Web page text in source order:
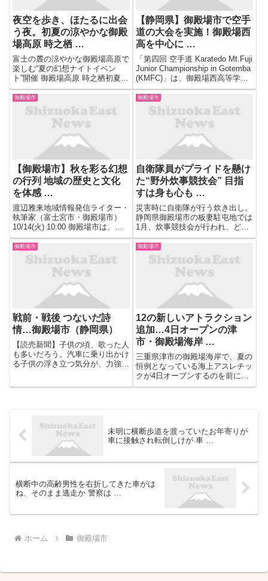
夜空を歩き、ほたるに出会
う夜。初夏の涼やかな御殿
場高原 時之栖 …
富士の麓の涼やかな御殿場高原で
楽しむ“夏の幻想ナイトイベン
ト”開催 御殿場高原 時之栖初夏の
2大イベント開催 宿泊施設やレス
トラン、温浴施設を有する複合レ
ジャー施設、株式会社時之栖（静
岡県御殿場市神山、代表取締役：
庄司政史）は、御殿場高原 ...
【静岡県】御殿場市で空手
道の大会を実施！御殿場西
高を中心に …
「第四回 空手道 Karatedo Mt.Fuji
Junior Championship in Gotemba
(KMFC)」は、御殿場西高等学校
を中心にトップレベルの高校生選
手を全国から招聘し開催される大
会。全国強豪に加え、高校生年代
日...
御殿場市
【御殿場市】秋を彩る幻想
の行列 地域の歴史と文化
を体感 …
渡辺雅来地域情報発信ライター・
執筆家（富士宮市・御殿場市）
10/14(火) 10:00 御殿場市は、
『富士の巻狩り』にも登場する、
歴史と自然が調和する町です。
『富士の巻狩り』とは、1193年
に鎌倉幕府を開いた源頼朝が、狩
猟と戦闘訓練を兼...
御殿場市
自衛隊員がプライドを懸け
た“野外炊事競技会” 目指
すは身も心も …
災害時に自衛隊が行う炊き出し。
静岡県御殿場市の板妻駐屯地では
1月、炊事競技会が行われ、どん
な状況であっても被災者の身も心
も温める炊き出しが出来るよう、
日ごろの訓練の成果を競いまし
た。陸上自衛隊・板妻駐屯地。こ
こで活動する第34普通科連隊は
御殿場市
戦前・戦後 つないだ詩
情…御殿場市（静岡県）
【読売新聞】子供の頃、歌った人
も多いだろう。汽車に乗り出かけ
る子供の浮き立つ気分が、力強く
御殿場市
12の新しいアトラクション
追加…4日オープンの津
市・御殿場海岸 …
三重県津市の御殿場海岸で、夏の
恒例となっている海上アスレチッ
クが4日オープンするのを前に、
招待された地元の子供たちが一足
未明に横断歩道を渡っていたお年寄りが
車に接触され転倒しけが 車 …
横断中の高齢男性を右折してきた車がは
ね、そのまま逃走か 警察は …
ホーム 御殿場市